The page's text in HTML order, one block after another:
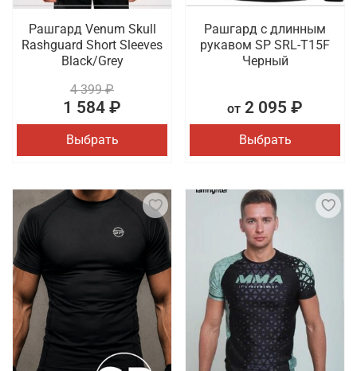
Рашгард Venum Skull
Rashguard Short Sleeves
Black/Grey
4 399 ₽
1 584 ₽
Выбрать
Рашгард с длинным
рукавом SP SRL-T15F
Черный
от 2 095 ₽
Выбрать